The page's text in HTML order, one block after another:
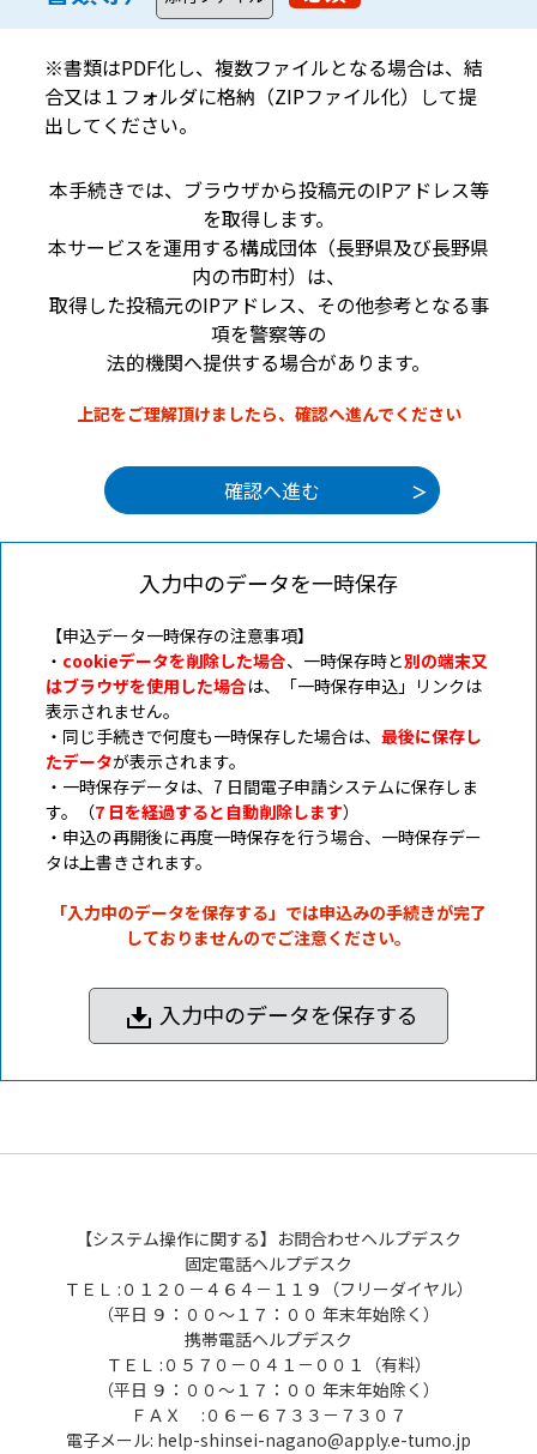
※書類はPDF化し、複数ファイルとなる場合は、結
合又は１フォルダに格納（ZIPファイル化）して提
出してください。
本手続きでは、ブラウザから投稿元のIPアドレス等
を取得します。
本サービスを運用する構成団体（長野県及び長野県
内の市町村）は、
取得した投稿元のIPアドレス、その他参考となる事
項を警察等の
法的機関へ提供する場合があります。
上記をご理解頂けましたら、確認へ進んでください
入力中のデータを一時保存
【申込データ一時保存の注意事項】
・ cookieデータを削除した場合、一時保存時と別の端末又
はブラウザを使用した場合は、「一時保存申込」リンクは
表示されません。
・同じ手続きで何度も一時保存した場合は、 最後に保存し
たデータが表示されます。
・一時保存データは、7 日間電子申請システムに保存しま
す。（7 日を経過すると自動削除します）
・申込の再開後に再度一時保存を行う場合、一時保存デー
タは上書きされます。
「入力中のデータを保存する」では申込みの手続きが完了
しておりませんのでご注意ください。
入力中のデータを保存する
【システム操作に関する】お問合わせヘルプデスク
固定電話ヘルプデスク
ＴＥＬ :０１２０－４６４－１１９（フリーダイヤル）
（平日 ９：００～１７：００ 年末年始除く）
携帯電話ヘルプデスク
ＴＥＬ :０５７０－０４１－００１（有料）
（平日 ９：００～１７：００ 年末年始除く）
ＦＡＸ :０６－６７３３－７３０７
電子メール: help-shinsei-nagano@apply.e-tumo.jp